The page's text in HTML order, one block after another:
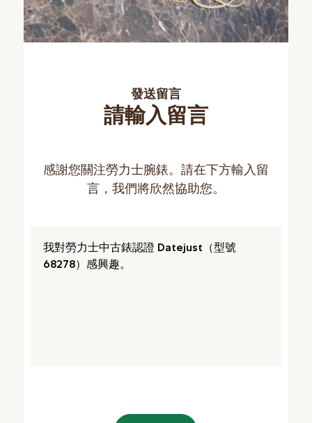
發送留言
請輸入留言
感謝您關注勞力士腕錶。請在下方輸入留
言，我們將欣然協助您。